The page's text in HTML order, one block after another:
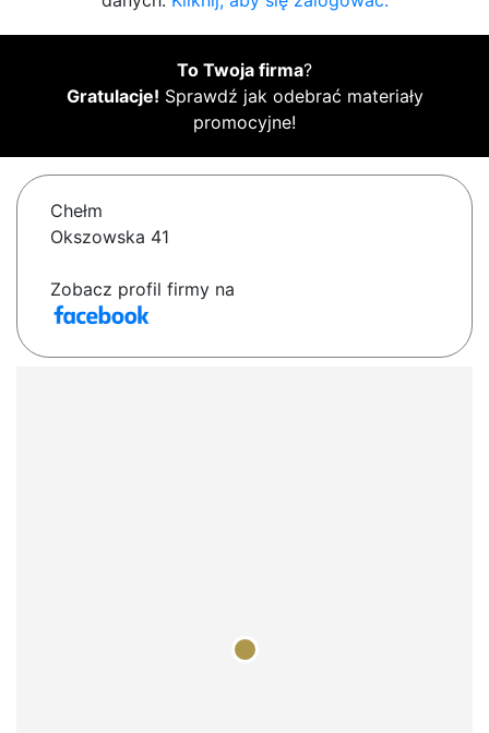
To Twoja firma?
Gratulacje! Sprawdź jak odebrać materiały
promocyjne!
Chełm
Okszowska 41
Zobacz profil firmy na